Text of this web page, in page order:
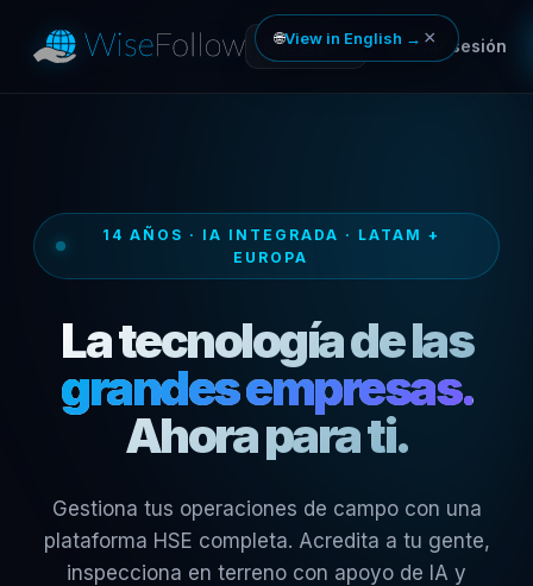
🇪🇸ES ▾ Iniciar sesión
14 AÑOS · IA INTEGRADA · LATAM +
EUROPA
La tecnología de las
grandes empresas.
Ahora para ti.
Gestiona tus operaciones de campo con una
plataforma HSE completa. Acredita a tu gente,
inspecciona en terreno con apoyo de IA y
🌐View in English → ×